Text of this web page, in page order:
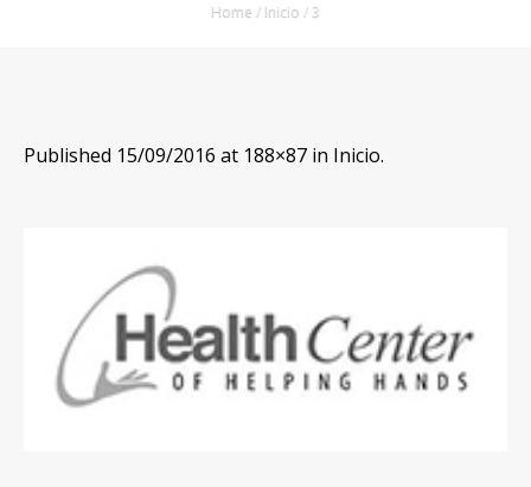
Home / Inicio / 3
Published 15/09/2016 at 188×87 in Inicio.